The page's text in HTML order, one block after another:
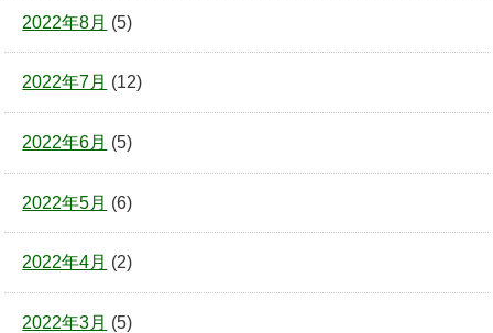
2022年8月 (5)
2022年7月 (12)
2022年6月 (5)
2022年5月 (6)
2022年4月 (2)
2022年3月 (5)